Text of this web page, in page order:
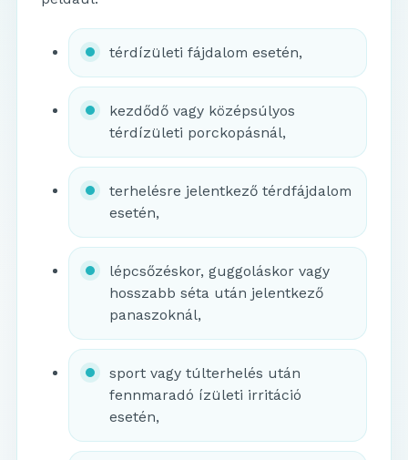
térdízületi fájdalom esetén,
kezdődő vagy középsúlyos
térdízületi porckopásnál,
terhelésre jelentkező térdfájdalom
esetén,
lépcsőzéskor, guggoláskor vagy
hosszabb séta után jelentkező
panaszoknál,
sport vagy túlterhelés után
fennmaradó ízületi irritáció
esetén,